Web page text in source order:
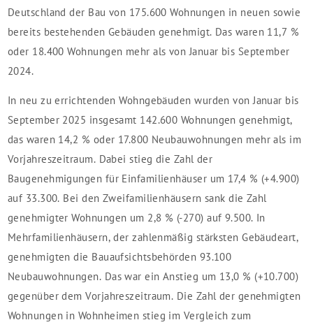
Deutschland der Bau von 175.600 Wohnungen in neuen sowie
bereits bestehenden Gebäuden genehmigt. Das waren 11,7 %
oder 18.400 Wohnungen mehr als von Januar bis September
2024.
In neu zu errichtenden Wohngebäuden wurden von Januar bis
September 2025 insgesamt 142.600 Wohnungen genehmigt,
das waren 14,2 % oder 17.800 Neubauwohnungen mehr als im
Vorjahreszeitraum. Dabei stieg die Zahl der
Baugenehmigungen für Einfamilienhäuser um 17,4 % (+4.900)
auf 33.300. Bei den Zweifamilienhäusern sank die Zahl
genehmigter Wohnungen um 2,8 % (-270) auf 9.500. In
Mehrfamilienhäusern, der zahlenmäßig stärksten Gebäudeart,
genehmigten die Bauaufsichtsbehörden 93.100
Neubauwohnungen. Das war ein Anstieg um 13,0 % (+10.700)
gegenüber dem Vorjahreszeitraum. Die Zahl der genehmigten
Wohnungen in Wohnheimen stieg im Vergleich zum